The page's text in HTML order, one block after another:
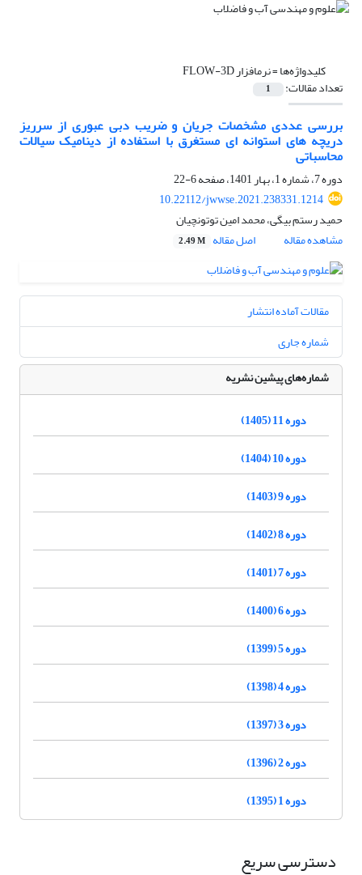
کلیدواژه‌ها =نرم‏افزار FLOW-3D
تعداد مقالات: 1
بررسی عددی مشخصات جریان و ضریب دبی عبوری از سرریز
دریچه های استوانه ای مستغرق با استفاده از دینامیک سیالات
محاسباتی
دوره 7، شماره 1، بهار 1401، صفحه
6-22
10.22112/jwwse.2021.238331.1214
حمید رستم بیگی، محمد امین توتونچیان
مشاهده مقاله
اصل مقاله 2.49 M
مقالات آماده انتشار
شماره جاری
شماره‌های پیشین نشریه
دوره 11 (1405)
دوره 10 (1404)
دوره 9 (1403)
دوره 8 (1402)
دوره 7 (1401)
دوره 6 (1400)
دوره 5 (1399)
دوره 4 (1398)
دوره 3 (1397)
دوره 2 (1396)
دوره 1 (1395)
دسترسی سریع